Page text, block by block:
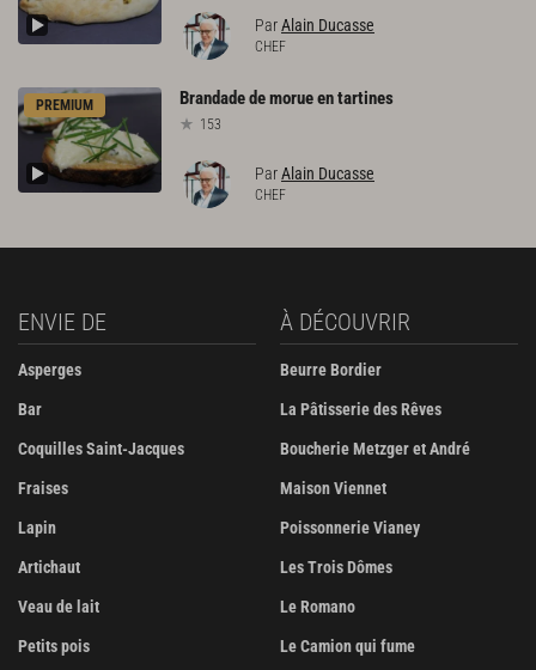
ParAlain Ducasse
CHEF
PREMIUM Brandadedemorueentartines
153
ParAlain Ducasse
CHEF
ENVIE DE
Asperges
Bar
Coquilles Saint-Jacques
Fraises
Lapin
Artichaut
Veau de lait
Petits pois
À DÉCOUVRIR
Beurre Bordier
La Pâtisserie des Rêves
Boucherie Metzger et André
Maison Viennet
Poissonnerie Vianey
Les Trois Dômes
Le Romano
Le Camion qui fume